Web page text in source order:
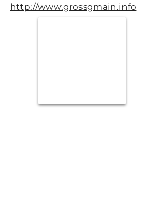
http://www.grossgmain.info